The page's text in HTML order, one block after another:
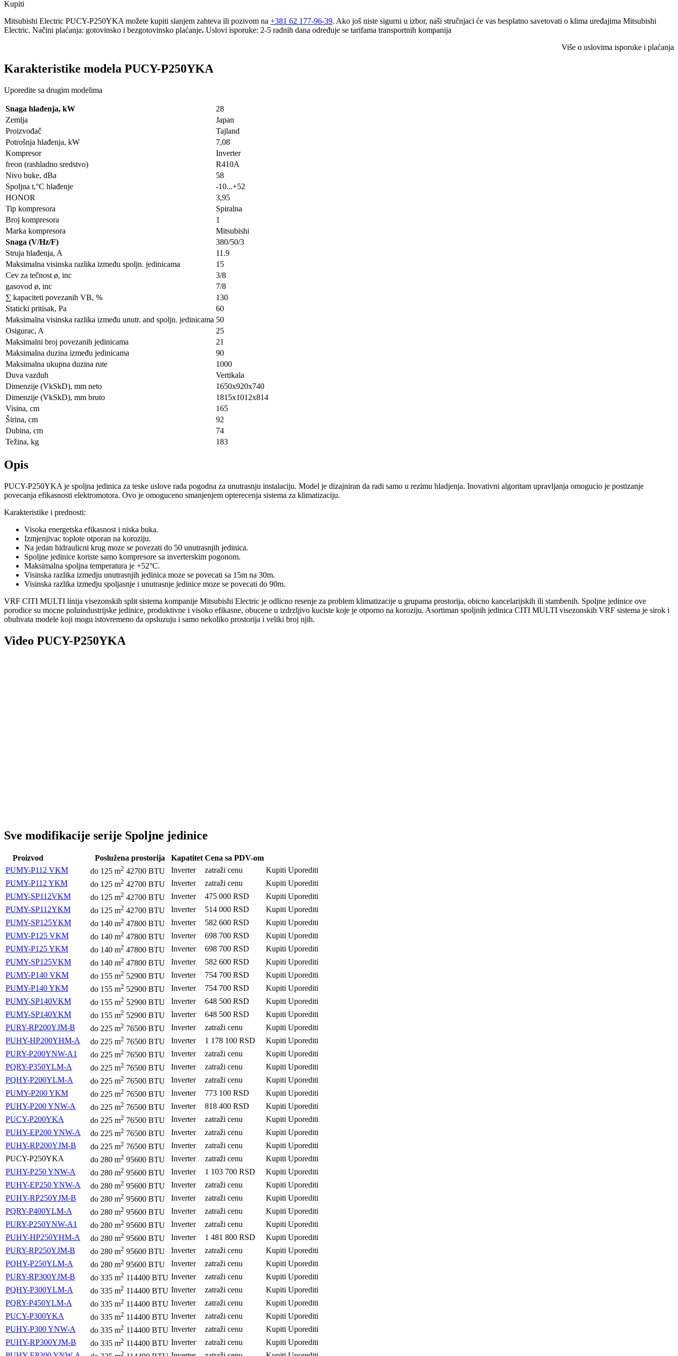
Kupiti
Mitsubishi Electric PUCY-P250YKA možete kupiti slanjem zahteva ili pozivom na +381 62 177-96-39. Ako još niste sigurni u izbor, naši stručnjaci će vas besplatno savetovati o klima uređajima Mitsubishi
Electric. Načini plaćanja: gotovinsko i bezgotovinsko plaćanje. Uslovi isporuke: 2-5 radnih dana određuje se tarifama transportnih kompanija
Više o uslovima isporuke i plaćanja
Karakteristike modela PUCY-P250YKA
Uporedite sa drugim modelima
Snaga hlađenja, kW
28
Zemlja
Japan
Proizvođač
Tajland
Potrošnja hlađenja, kW
7,08
Kompresor
Inverter
freon (rashladno sredstvo)
R410A
Nivo buke, dBa
58
Spoljna t,°C hlađenje
-10...+52
HONOR
3,95
Tip kompresora
Spiralna
Broj kompresora
1
Marka kompresora
Mitsubishi
Snaga (V/Hz/F)
380/50/3
Struja hlađenja, A
11.9
Maksimalna visinska razlika između spoljn. jedinicama
15
Cev za tečnost ø, inc
3/8
gasovod ø, inc
7/8
∑ kapaciteti povezanih VB, %
130
Staticki pritisak, Pa
60
Maksimalna visinska razlika između unutr. and spoljn. jedinicama 50
Osigurac, A
25
Maksimalni broj povezanih jedinicama
21
Maksimalna duzina između jedinicama
90
Maksimalna ukupna duzina rute
1000
Duva vazduh
Vertikala
Dimenzije (VkSkD), mm neto
1650x920x740
Dimenzije (VkSkD), mm bruto
1815х1012х814
Visina, сm
165
Širina, сm
92
Dubina, сm
74
Težina, kg
183
Opis
PUCY-P250YKA je spoljna jedinica za teske uslove rada pogodna za unutrasnju instalaciju. Model je dizajniran da radi samo u rezimu hladjenja. Inovativni algoritam upravljanja omogucio je postizanje
povecanja efikasnosti elektromotora. Ovo je omoguceno smanjenjem opterecenja sistema za klimatizaciju.
Karakteristike i prednosti:
Visoka energetska efikasnost i niska buka.
Izmjenjivac toplote otporan na koroziju.
Na jedan hidraulicni krug moze se povezati do 50 unutrasnjih jedinica.
Spoljne jedinice koriste samo kompresore sa inverterskim pogonom.
Maksimalna spoljna temperatura je +52°C.
Visinska razlika izmedju unutrasnjih jedinica moze se povecati sa 15m na 30m.
Visinska razlika izmedju spoljasnje i unutrasnje jedinice moze se povecati do 90m.
VRF CITI MULTI linija visezonskih split sistema kompanije Mitsubishi Electric je odlicno resenje za problem klimatizacije u grupama prostorija, obicno kancelarijskih ili stambenih. Spoljne jedinice ove
porodice su mocne poluindustrijske jedinice, produktivne i visoko efikasne, obucene u izdrzljivo kuciste koje je otporno na koroziju. Asortiman spoljnih jedinica CITI MULTI visezonskih VRF sistema je sirok i
obuhvata modele koji mogu istovremeno da opsluzuju i samo nekoliko prostorija i veliki broj njih.
Video PUCY-P250YKA
Sve modifikacije serije Spoljne jedinice
Proizvod Poslužena prostorija Kapatitet Cena sa PDV-om
PUMY-P112 VKM
do 125 m2 42700 BTU Inverter zatraži cenu Kupiti Uporediti
PUMY-P112 YKM
do 125 m2 42700 BTU Inverter zatraži cenu Kupiti Uporediti
PUMY-SP112VKM
do 125 m2 42700 BTU Inverter 475 000 RSD Kupiti Uporediti
PUMY-SP112YKM
do 125 m2 42700 BTU Inverter 514 000 RSD Kupiti Uporediti
PUMY-SP125YKM
do 140 m2 47800 BTU Inverter 582 600 RSD Kupiti Uporediti
PUMY-P125 VKM
do 140 m2 47800 BTU Inverter 698 700 RSD Kupiti Uporediti
PUMY-P125 YKM
do 140 m2 47800 BTU Inverter 698 700 RSD Kupiti Uporediti
PUMY-SP125VKM
do 140 m2 47800 BTU Inverter 582 600 RSD Kupiti Uporediti
PUMY-P140 VKM
do 155 m2 52900 BTU Inverter 754 700 RSD Kupiti Uporediti
PUMY-P140 YKM
do 155 m2 52900 BTU Inverter 754 700 RSD Kupiti Uporediti
PUMY-SP140VKM
do 155 m2 52900 BTU Inverter 648 500 RSD Kupiti Uporediti
PUMY-SP140YKM
do 155 m2 52900 BTU Inverter 648 500 RSD Kupiti Uporediti
PURY-RP200YJM-B
do 225 m2 76500 BTU Inverter zatraži cenu Kupiti Uporediti
PUHY-HP200YHM-A
do 225 m2 76500 BTU Inverter 1 178 100 RSD Kupiti Uporediti
PURY-P200YNW-A1
do 225 m2 76500 BTU Inverter zatraži cenu Kupiti Uporediti
PQRY-P350YLM-A
do 225 m2 76500 BTU Inverter zatraži cenu Kupiti Uporediti
PQHY-P200YLM-A
do 225 m2 76500 BTU Inverter zatraži cenu Kupiti Uporediti
PUMY-P200 YKM
do 225 m2 76500 BTU Inverter 773 100 RSD Kupiti Uporediti
PUHY-P200 YNW-A
do 225 m2 76500 BTU Inverter 818 400 RSD Kupiti Uporediti
PUCY-P200YKA
do 225 m2 76500 BTU Inverter zatraži cenu Kupiti Uporediti
PUHY-EP200 YNW-A
do 225 m2 76500 BTU Inverter zatraži cenu Kupiti Uporediti
PUHY-RP200YJM-B
do 225 m2 76500 BTU Inverter zatraži cenu Kupiti Uporediti
PUCY-P250YKA
do 280 m2 95600 BTU Inverter zatraži cenu Kupiti Uporediti
PUHY-P250 YNW-A
do 280 m2 95600 BTU Inverter 1 103 700 RSD Kupiti Uporediti
PUHY-EP250 YNW-A
do 280 m2 95600 BTU Inverter zatraži cenu Kupiti Uporediti
PUHY-RP250YJM-B
do 280 m2 95600 BTU Inverter zatraži cenu Kupiti Uporediti
PQRY-P400YLM-A
do 280 m2 95600 BTU Inverter zatraži cenu Kupiti Uporediti
PURY-P250YNW-A1
do 280 m2 95600 BTU Inverter zatraži cenu Kupiti Uporediti
PUHY-HP250YHM-A
do 280 m2 95600 BTU Inverter 1 481 800 RSD Kupiti Uporediti
PURY-RP250YJM-B
do 280 m2 95600 BTU Inverter zatraži cenu Kupiti Uporediti
PQHY-P250YLM-A
do 280 m2 95600 BTU Inverter zatraži cenu Kupiti Uporediti
PURY-RP300YJM-B
do 335 m2 114400 BTU Inverter zatraži cenu Kupiti Uporediti
PQHY-P300YLM-A
do 335 m2 114400 BTU Inverter zatraži cenu Kupiti Uporediti
PQRY-P450YLM-A
do 335 m2 114400 BTU Inverter zatraži cenu Kupiti Uporediti
PUCY-P300YKA
do 335 m2 114400 BTU Inverter zatraži cenu Kupiti Uporediti
PUHY-P300 YNW-A
do 335 m2 114400 BTU Inverter zatraži cenu Kupiti Uporediti
PUHY-RP300YJM-B
do 335 m2 114400 BTU Inverter zatraži cenu Kupiti Uporediti
2